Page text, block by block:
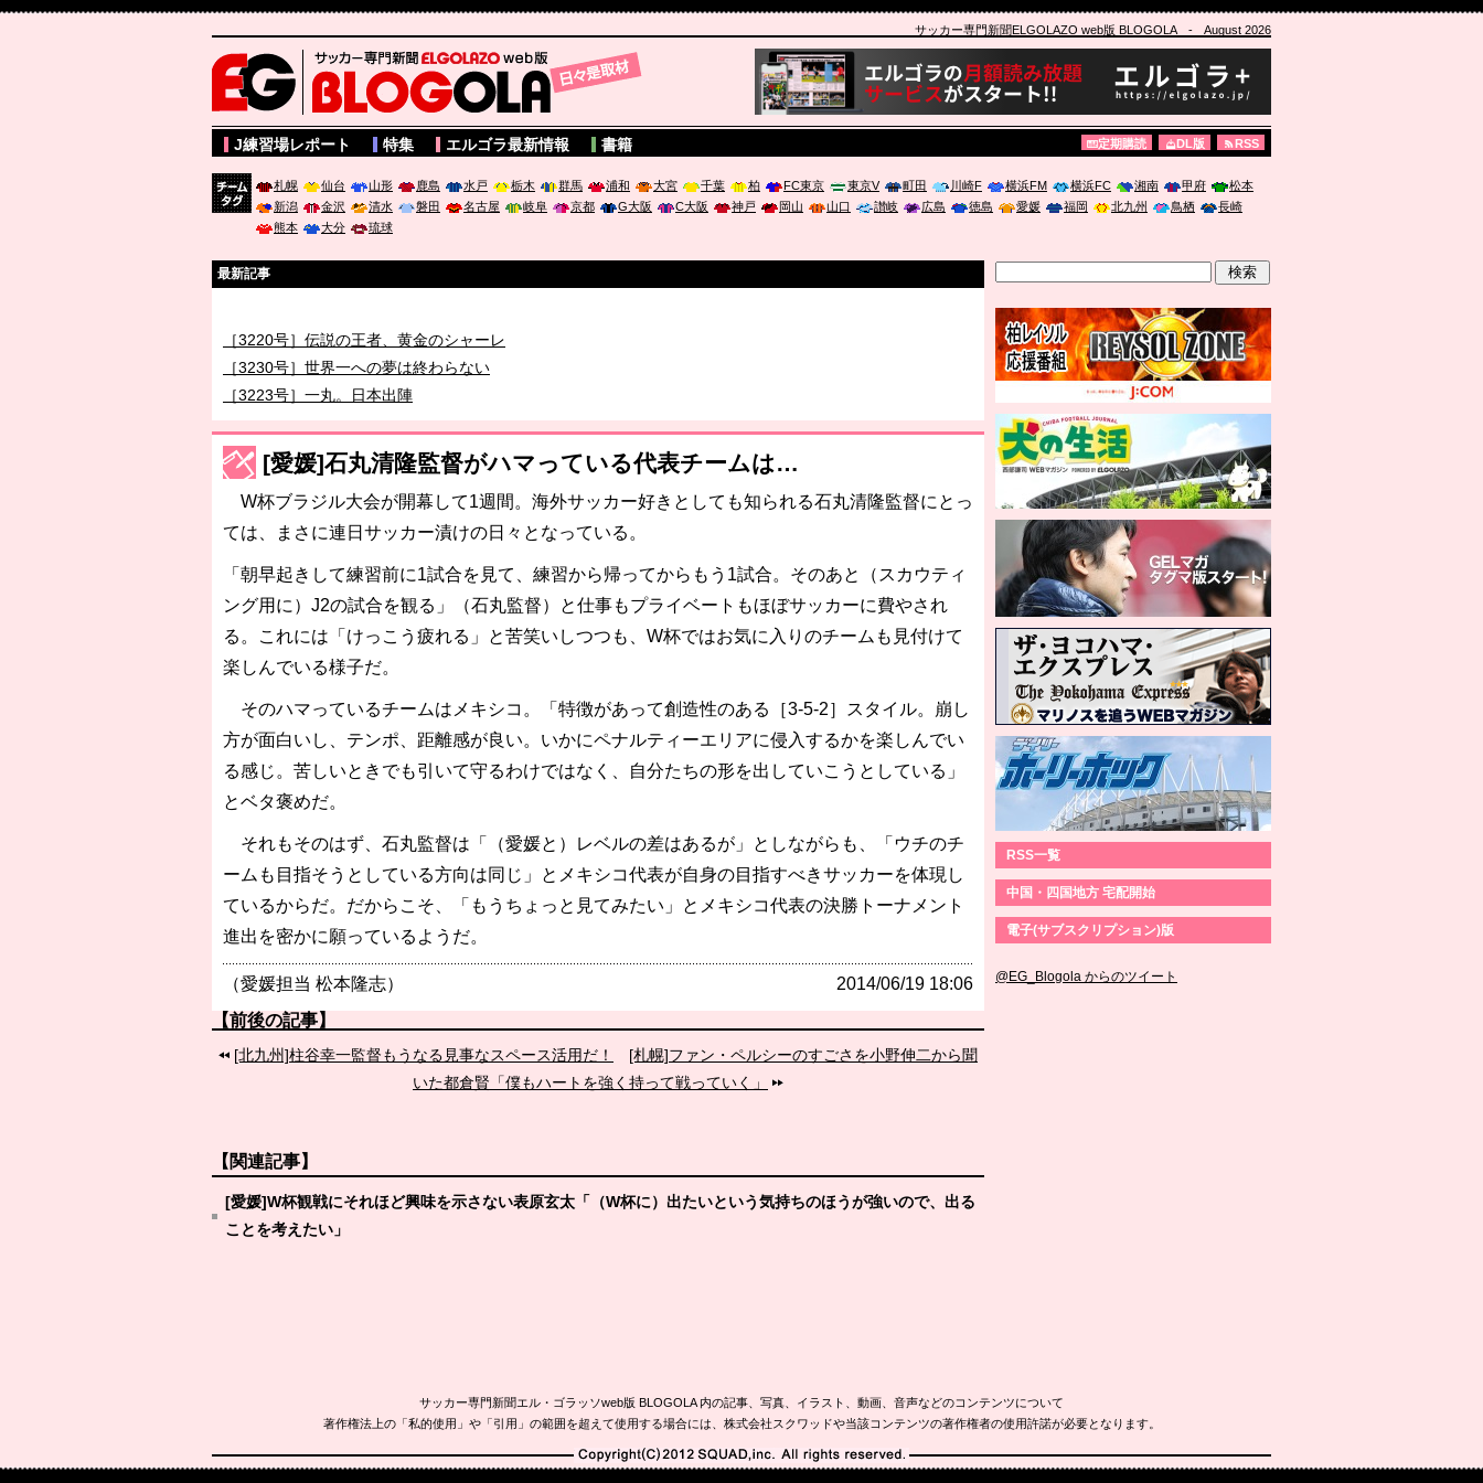
サッカー専門新聞ELGOLAZO web版 BLOGOLA- August 2026
サッカー専門新聞ELGOLAZO web版 BLOGOLA
J練習場レポート 特集 エルゴラ最新情報 書籍 定期購読 DL版 RSS
札幌 仙台 山形 鹿島 水戸 栃木 群馬 浦和 大宮 千葉 柏 FC東京 東京V 町田 川崎F 横浜FM 横浜FC 湘南 甲府
松本
新潟
金沢 清水 磐田 名古屋 岐阜 京都 G大阪 C大阪 神戸 岡山 山口 讃岐 広島 徳島 愛媛 福岡 北九州 鳥栖
長崎
熊本
大分 琉球
最新記事
［3220号］伝説の王者、黄金のシャーレ
［3230号］世界一への夢は終わらない
［3223号］一丸。日本出陣
［3222号］史上最大のW杯開幕 注目は「個」
長谷川 アーリアジャスールさんがシンポジウム「気候変動から命を守る ～エネルギー危機時代の猛暑対策～」に登壇
[愛媛]石丸清隆監督がハマっている代表チームは…
W杯ブラジル大会が開幕して1週間。海外サッカー好きとしても知られる石丸清隆監督にとっ
ては、まさに連日サッカー漬けの日々となっている。
「朝早起きして練習前に1試合を見て、練習から帰ってからもう1試合。そのあと（スカウティ
ング用に）J2の試合を観る」（石丸監督）と仕事もプライベートもほぼサッカーに費やされ
る。これには「けっこう疲れる」と苦笑いしつつも、W杯ではお気に入りのチームも見付けて
楽しんでいる様子だ。
そのハマっているチームはメキシコ。「特徴があって創造性のある［3-5-2］スタイル。崩し
方が面白いし、テンポ、距離感が良い。いかにペナルティーエリアに侵入するかを楽しんでい
る感じ。苦しいときでも引いて守るわけではなく、自分たちの形を出していこうとしている」
とベタ褒めだ。
それもそのはず、石丸監督は「（愛媛と）レベルの差はあるが」としながらも、「ウチのチ
ームも目指そうとしている方向は同じ」とメキシコ代表が自身の目指すべきサッカーを体現し
ているからだ。だからこそ、「もうちょっと見てみたい」とメキシコ代表の決勝トーナメント
進出を密かに願っているようだ。
（愛媛担当 松本隆志） 2014/06/19 18:06
【前後の記事】
[北九州]柱谷幸一監督もうなる見事なスペース活用だ！
[札幌]ファン・ペルシーのすごさを小野伸二から聞
いた都倉賢「僕もハートを強く持って戦っていく」
【関連記事】
[愛媛]W杯観戦にそれほど興味を示さない表原玄太「（W杯に）出たいという気持ちのほうが強いので、出る
ことを考えたい」
RSS一覧
中国・四国地方 宅配開始
電子(サブスクリプション)版
@EG_Blogola からのツイート
サッカー専門新聞エル・ゴラッソweb版 BLOGOLA 内の記事、写真、イラスト、動画、音声などのコンテンツについて
著作権法上の「私的使用」や「引用」の範囲を超えて使用する場合には、株式会社スクワッドや当該コンテンツの著作権者の使用許諾が必要となります。
Copyright(C)2010-2012 SQUAD,inc. All rights reserved.